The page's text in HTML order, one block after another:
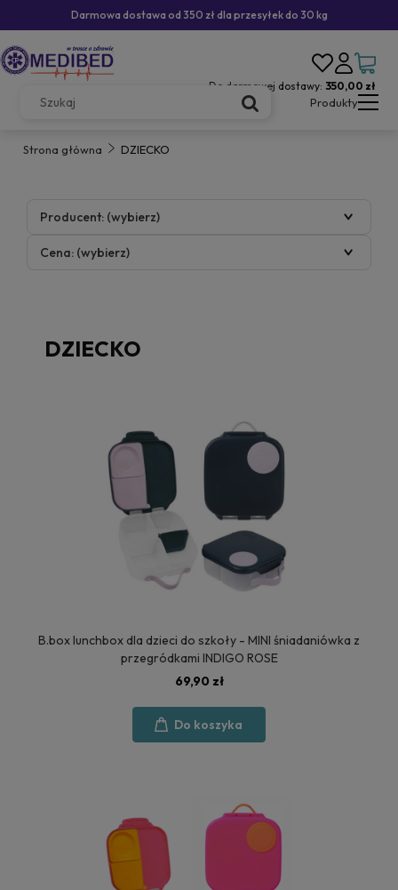
Darmowa dostawa od 350 zł dla przesyłek do 30 kg
Do darmowej dostawy: 350,00 zł
Produkty
Strona główna DZIECKO
Producent: (wybierz)
Cena: (wybierz)
DZIECKO
B.box lunchbox dla dzieci do szkoły - MINI śniadaniówka z
przegródkami INDIGO ROSE
69,90 zł
Do koszyka